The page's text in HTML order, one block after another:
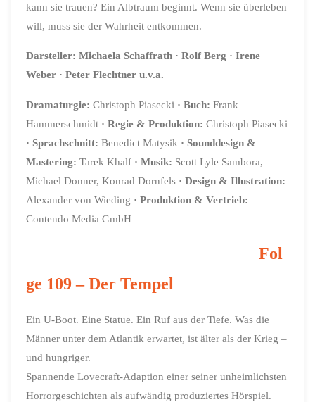
kann sie trauen? Ein Albtraum beginnt. Wenn sie überleben
will, muss sie der Wahrheit entkommen.
Darsteller: Michaela Schaffrath · Rolf Berg · Irene
Weber · Peter Flechtner u.v.a.
Dramaturgie: Christoph Piasecki · Buch: Frank
Hammerschmidt · Regie & Produktion: Christoph Piasecki
· Sprachschnitt: Benedict Matysik · Sounddesign &
Mastering: Tarek Khalf · Musik: Scott Lyle Sambora,
Michael Donner, Konrad Dornfels · Design & Illustration:
Alexander von Wieding · Produktion & Vertrieb:
Contendo Media GmbH
Fol
ge 109 – Der Tempel
Ein U-Boot. Eine Statue. Ein Ruf aus der Tiefe. Was die
Männer unter dem Atlantik erwartet, ist älter als der Krieg –
und hungriger.
Spannende Lovecraft-Adaption einer seiner unheimlichsten
Horrorgeschichten als aufwändig produziertes Hörspiel.